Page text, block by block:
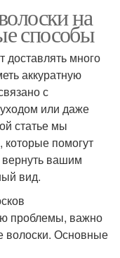
на
способы
доставлять много
аккуратную
с
или даже
статье мы
помогут
вашим
вид.
проблемы, важно
волоски. Основные